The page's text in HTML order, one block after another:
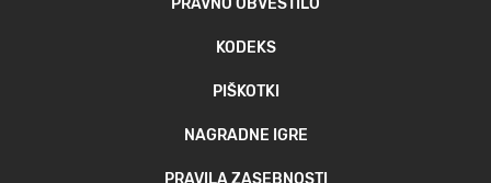
PRAVNO OBVESTILO
KODEKS
PIŠKOTKI
NAGRADNE IGRE
PRAVILA ZASEBNOSTI